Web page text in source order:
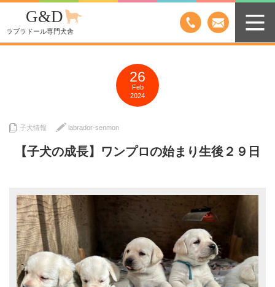
G&D
ラブラドール専門犬舎
26
Feb
2024
子犬情報 labrador-senmon
【子犬の成長】ワンプロの始まり生後２９日